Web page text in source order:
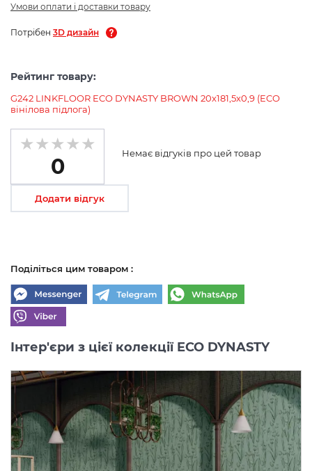
Умови оплати і доставки товару
Потрібен 3D дизайн
Рейтинг товару:
G242 LINKFLOOR ECO DYNASTY BROWN 20x181,5x0,9 (ECO
вінілова підлога)
0
Немає відгуків про цей товар
Додати відгук
Поділіться цим товаром :
Інтер'єри з цієї колекції ECO DYNASTY